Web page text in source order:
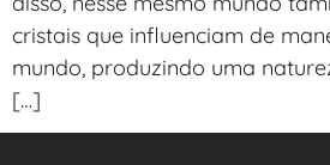
cristais que influenciam de
mundo, produzindo uma
[…]